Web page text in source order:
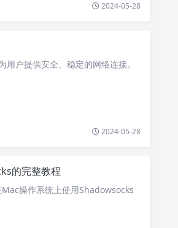
2024-05-28
户提供安全、稳定的网络连接。
2024-05-28
的完整教程
操作系统上使用Shadowsocks